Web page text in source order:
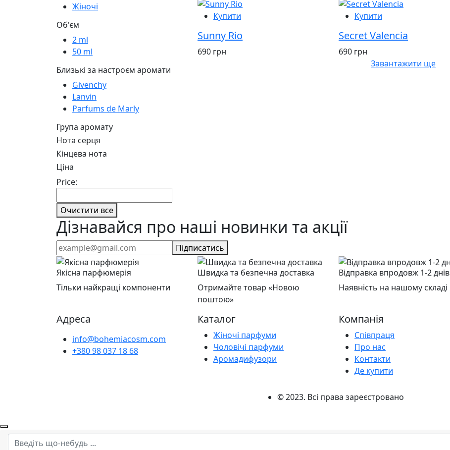
Жіночі
Об'єм
2 ml
50 ml
Близькі за настроєм аромати
Givenchy
Lanvin
Parfums de Marly
Група аромату
Нота серця
Кінцева нота
Ціна
Price:
Очистити все
Купити
Sunny Rio
690 грн
Купити
Secret Valencia
690 грн
Завантажити ще
Дізнавайся про наші новинки та акції
Підписатись
Якісна парфюмерія
Тільки найкращі компоненти
Швидка та безпечна доставка
Отримайте товар «Новою
поштою»
Відправка впродовж 1-2 днів
Наявність на нашому складі
Адреса
info@bohemiacosm.com
+380 98 037 18 68
Каталог
Жіночі парфуми
Чоловічі парфуми
Аромадифузори
Компанія
Співпраця
Про нас
Контакти
Де купити
© 2023. Всі права зареєстровано